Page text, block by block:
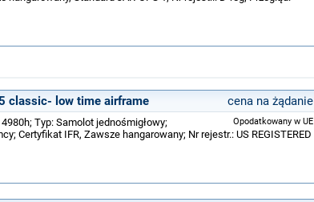
classic- low time airframe cena na żądanie
Opodatkowany w UE
4980h; Typ: Samolot jednośmigłowy;
Certyfikat IFR, Zawsze hangarowany; Nr rejestr.: US REGISTERED